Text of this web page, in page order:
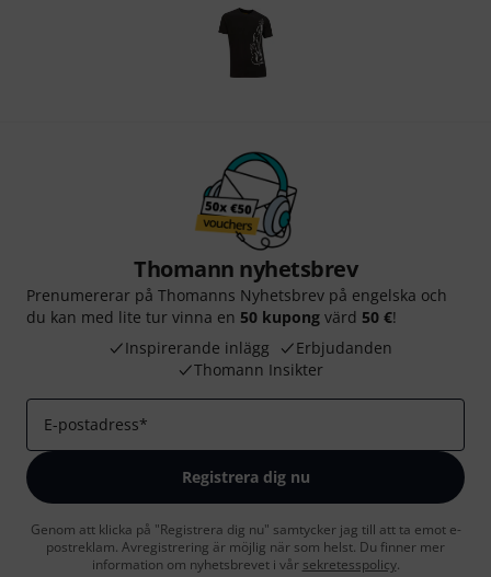
Thomann nyhetsbrev
Prenumererar på Thomanns Nyhetsbrev på engelska och
du kan med lite tur vinna en 50 kupong värd 50 €!
Inspirerande inlägg
Erbjudanden
Thomann Insikter
E-postadress*
Registrera dig nu
Genom att klicka på "Registrera dig nu" samtycker jag till att ta emot e-
postreklam. Avregistrering är möjlig när som helst. Du finner mer
information om nyhetsbrevet i vår sekretesspolicy.